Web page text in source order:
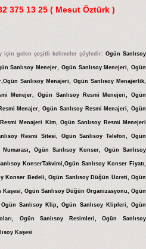
375 13 25 ( Mesut Öztürk )
için gelen çeşitli kelimeler şöyledir: Ogün Sanlısoy
Sanlısoy Menejer, Ogün Sanlısoy Menejeri, Ogün
Sanlısoy Menajeri, Ogün Sanlısoy Menajerlik,
Menejer, Ogün Sanlısoy Resmi Menejeri, Ogün
Menajer, Ogün Sanlısoy Resmi Menajeri, Ogün
Menajeri Kim, Ogün Sanlısoy Resmi Menejeri
Resmi Sitesi, Ogün Sanlısoy Telefon, Ogün
Ogün Sanlısoy Konser, Ogün Sanlısoy
KonserTakvimi,Ogün Sanlısoy Konser Fiyatı,
Konser Bedeli, Ogün Sanlısoy Düğün Ücreti, Ogün
Kaşesi, Ogün Sanlısoy Düğün Organizasyonu, Ogün
Sanlısoy Klip, Ogün Sanlısoy Klipleri, Ogün
Ogün Sanlısoy Resimleri, Ogün Sanlısoy
Kaşesi